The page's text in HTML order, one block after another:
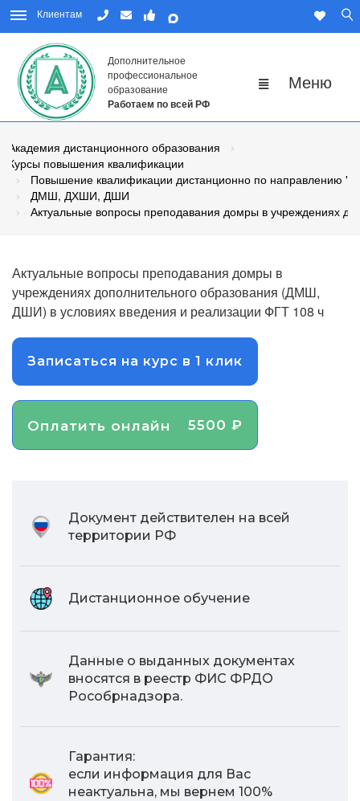
Клиентам
Дополнительное
профессиональное
образование
Работаем по всей РФ
Академия дистанционного образования
Курсы повышения квалификации
Повышение квалификации дистанционно по направлению
ДМШ, ДХШИ, ДШИ
Актуальные вопросы преподавания домры в учреждениях
Актуальные вопросы преподавания домры в
учреждениях дополнительного образования (ДМШ,
ДШИ) в условиях введения и реализации ФГТ 108 ч
Записаться на курс в 1 клик
Оплатить онлайн 5500 ₽
Документ действителен на всей
территории РФ
Дистанционное обучение
Данные о выданных документах
вносятся в реестр ФИС ФРДО
Рособрнадзора.
Гарантия:
если информация для Вас
неактуальна, мы вернем 100%